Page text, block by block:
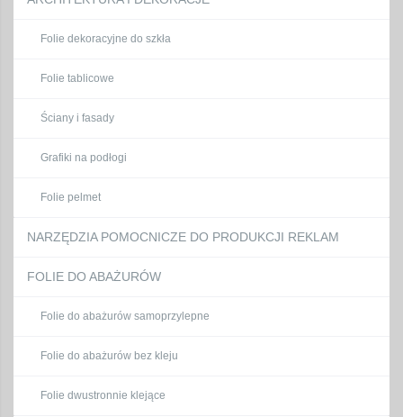
Folie dekoracyjne do szkła
Folie tablicowe
Ściany i fasady
Grafiki na podłogi
Folie pelmet
NARZĘDZIA POMOCNICZE DO PRODUKCJI REKLAM
FOLIE DO ABAŻURÓW
Folie do abażurów samoprzylepne
Folie do abażurów bez kleju
Folie dwustronnie klejące